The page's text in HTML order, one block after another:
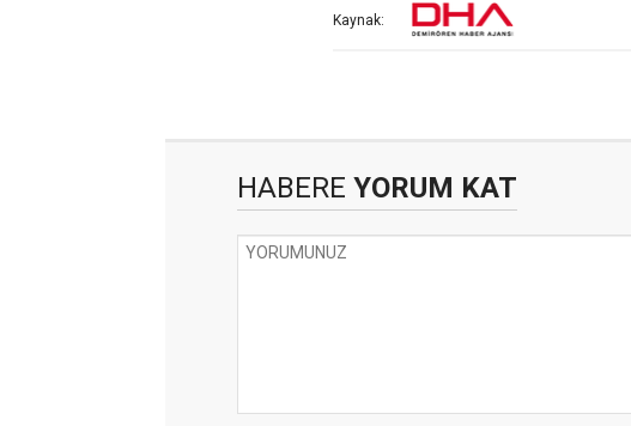
Kaynak:
HABERE YORUM KAT